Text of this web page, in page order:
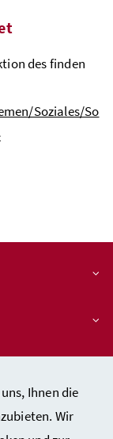
Ihnen die
Wir
des finden
Soziales/So